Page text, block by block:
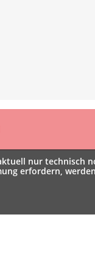
nur technisch
erfordern,